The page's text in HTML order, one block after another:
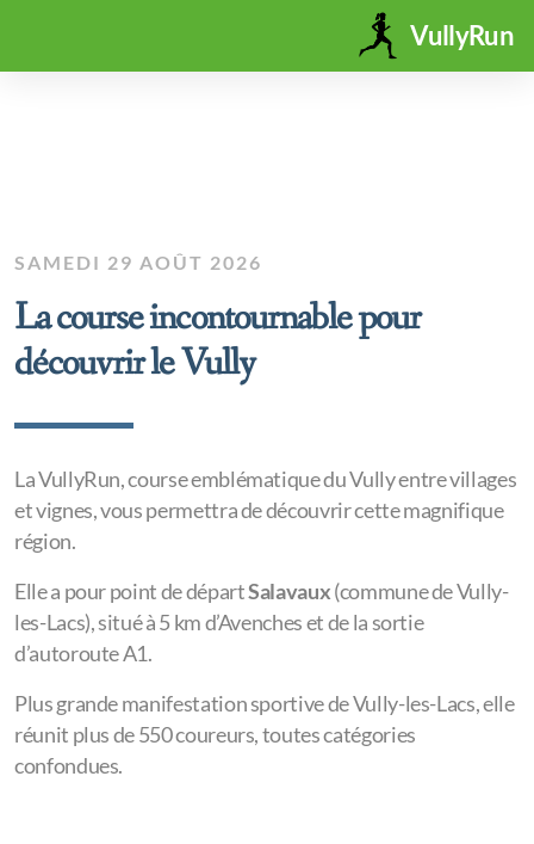
VullyRun
SAMEDI 29 AOÛT 2026
La course incontournable pour
découvrir le Vully
La VullyRun, course emblématique du Vully entre villages
et vignes, vous permettra de découvrir cette magnifique
région.
Elle a pour point de départSalavaux(commune de Vully-
les-Lacs), situé à 5 km d’Avenches et de la sortie
d’autoroute A1.
Plus grande manifestation sportive de Vully-les-Lacs, elle
réunit plus de 550 coureurs, toutes catégories
confondues.